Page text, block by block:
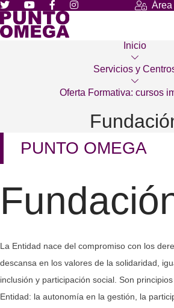
Área
Inicio
Servicios y
Oferta Formativa: cursos
PUNTO OMEGA
La Entidad nace del compromiso con los
descansa en los valores de la solidaridad,
inclusión y participación social. Son
Entidad: la autonomía en la gestión, la